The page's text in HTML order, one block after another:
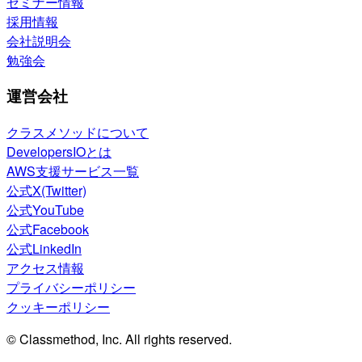
採用情報
会社説明会
勉強会
運営会社
クラスメソッドについて
DevelopersIOとは
AWS支援サービス一覧
公式X(Twitter)
公式YouTube
公式Facebook
公式LinkedIn
アクセス情報
プライバシーポリシー
クッキーポリシー
© Classmethod, Inc. All rights reserved.